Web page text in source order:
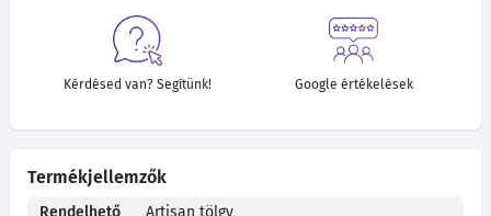
Kérdésed van? Segítünk! Google értékelések
Termékjellemzők
Rendelhető
Artisan tölgy